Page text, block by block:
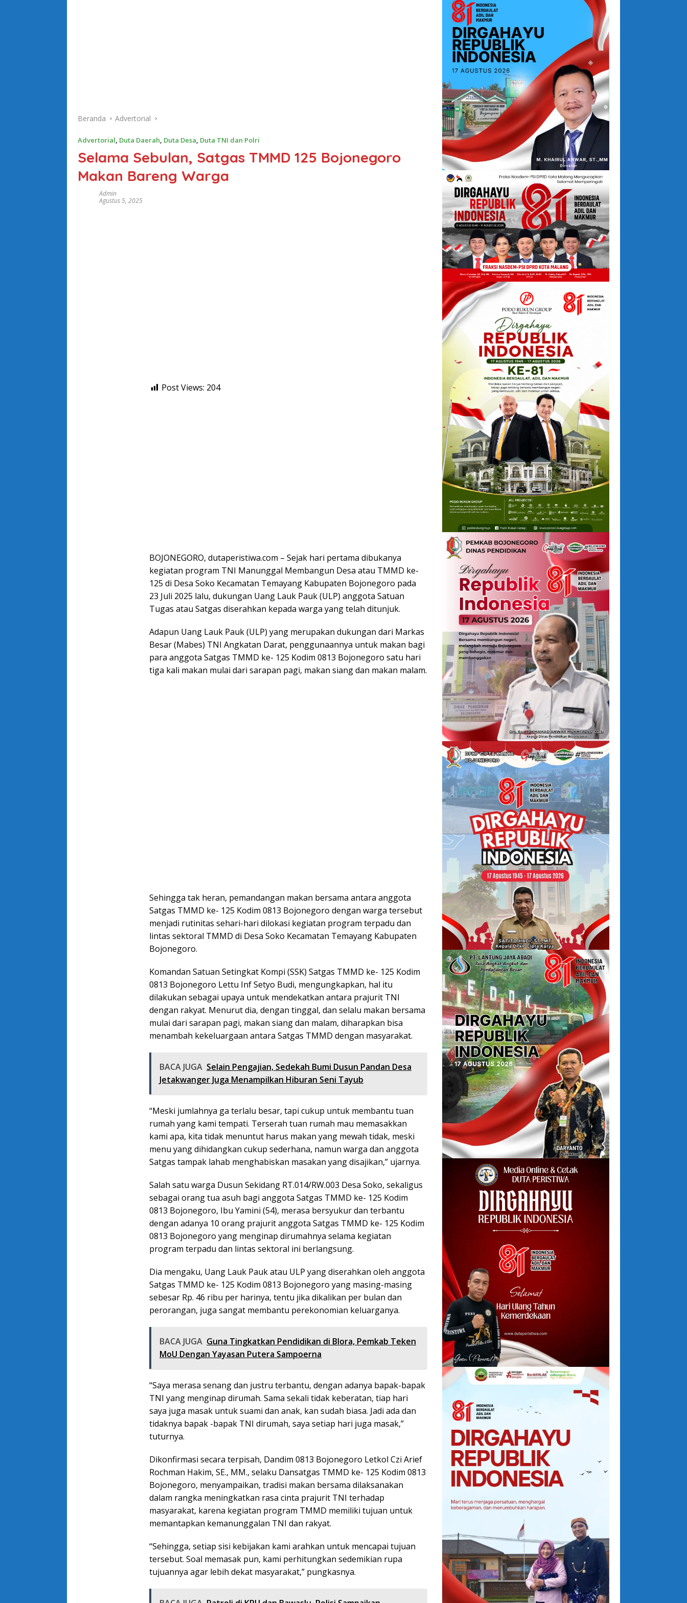
Beranda Advertorial
Advertorial, Duta Daerah, Duta Desa, Duta TNI dan Polri
Selama Sebulan, Satgas TMMD 125 Bojonegoro
Makan Bareng Warga
Admin
Agustus 5, 2025
Post Views: 204
BOJONEGORO, dutaperistiwa.com – Sejak hari pertama dibukanya
kegiatan program TNI Manunggal Membangun Desa atau TMMD ke-
125 di Desa Soko Kecamatan Temayang Kabupaten Bojonegoro pada
23 Juli 2025 lalu, dukungan Uang Lauk Pauk (ULP) anggota Satuan
Tugas atau Satgas diserahkan kepada warga yang telah ditunjuk.
Adapun Uang Lauk Pauk (ULP) yang merupakan dukungan dari Markas
Besar (Mabes) TNI Angkatan Darat, penggunaannya untuk makan bagi
para anggota Satgas TMMD ke- 125 Kodim 0813 Bojonegoro satu hari
tiga kali makan mulai dari sarapan pagi, makan siang dan makan malam.
Sehingga tak heran, pemandangan makan bersama antara anggota
Satgas TMMD ke- 125 Kodim 0813 Bojonegoro dengan warga tersebut
menjadi rutinitas sehari-hari dilokasi kegiatan program terpadu dan
lintas sektoral TMMD di Desa Soko Kecamatan Temayang Kabupaten
Bojonegoro.
Komandan Satuan Setingkat Kompi (SSK) Satgas TMMD ke- 125 Kodim
0813 Bojonegoro Lettu Inf Setyo Budi, mengungkapkan, hal itu
dilakukan sebagai upaya untuk mendekatkan antara prajurit TNI
dengan rakyat. Menurut dia, dengan tinggal, dan selalu makan bersama
mulai dari sarapan pagi, makan siang dan malam, diharapkan bisa
menambah kekeluargaan antara Satgas TMMD dengan masyarakat.
BACA JUGA Selain Pengajian, Sedekah Bumi Dusun Pandan Desa
Jetakwanger Juga Menampilkan Hiburan Seni Tayub
“Meski jumlahnya ga terlalu besar, tapi cukup untuk membantu tuan
rumah yang kami tempati. Terserah tuan rumah mau memasakkan
kami apa, kita tidak menuntut harus makan yang mewah tidak, meski
menu yang dihidangkan cukup sederhana, namun warga dan anggota
Satgas tampak lahab menghabiskan masakan yang disajikan,” ujarnya.
Salah satu warga Dusun Sekidang RT.014/RW.003 Desa Soko, sekaligus
sebagai orang tua asuh bagi anggota Satgas TMMD ke- 125 Kodim
0813 Bojonegoro, Ibu Yamini (54), merasa bersyukur dan terbantu
dengan adanya 10 orang prajurit anggota Satgas TMMD ke- 125 Kodim
0813 Bojonegoro yang menginap dirumahnya selama kegiatan
program terpadu dan lintas sektoral ini berlangsung.
Dia mengaku, Uang Lauk Pauk atau ULP yang diserahkan oleh anggota
Satgas TMMD ke- 125 Kodim 0813 Bojonegoro yang masing-masing
sebesar Rp. 46 ribu per harinya, tentu jika dikalikan per bulan dan
perorangan, juga sangat membantu perekonomian keluarganya.
BACA JUGA Guna Tingkatkan Pendidikan di Blora, Pemkab Teken
MoU Dengan Yayasan Putera Sampoerna
“Saya merasa senang dan justru terbantu, dengan adanya bapak-bapak
TNI yang menginap dirumah. Sama sekali tidak keberatan, tiap hari
saya juga masak untuk suami dan anak, kan sudah biasa. Jadi ada dan
tidaknya bapak -bapak TNI dirumah, saya setiap hari juga masak,”
tuturnya.
Dikonfirmasi secara terpisah, Dandim 0813 Bojonegoro Letkol Czi Arief
Rochman Hakim, SE., MM., selaku Dansatgas TMMD ke- 125 Kodim 0813
Bojonegoro, menyampaikan, tradisi makan bersama dilaksanakan
dalam rangka meningkatkan rasa cinta prajurit TNI terhadap
masyarakat, karena kegiatan program TMMD memiliki tujuan untuk
memantapkan kemanunggalan TNI dan rakyat.
“Sehingga, setiap sisi kebijakan kami arahkan untuk mencapai tujuan
tersebut. Soal memasak pun, kami perhitungkan sedemikian rupa
tujuannya agar lebih dekat masyarakat,” pungkasnya.